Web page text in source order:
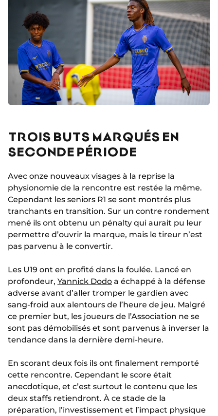
TROIS BUTS MARQUÉS EN
SECONDE PÉRIODE
Avec onze nouveaux visages à la reprise la
physionomie de la rencontre est restée la même.
Cependant les seniors R1 se sont montrés plus
tranchants en transition. Sur un contre rondement
mené ils ont obtenu un pénalty qui aurait pu leur
permettre d’ouvrir la marque, mais le tireur n’est
pas parvenu à le convertir.
Les U19 ont en profité dans la foulée. Lancé en
profondeur, Yannick Dodo a échappé à la défense
adverse avant d’aller tromper le gardien avec
sang-froid aux alentours de l’heure de jeu. Malgré
ce premier but, les joueurs de l’Association ne se
sont pas démobilisés et sont parvenus à inverser la
tendance dans la dernière demi-heure.
En scorant deux fois ils ont finalement remporté
cette rencontre. Cependant le score était
anecdotique, et c’est surtout le contenu que les
deux staffs retiendront. À ce stade de la
préparation, l’investissement et l’impact physique